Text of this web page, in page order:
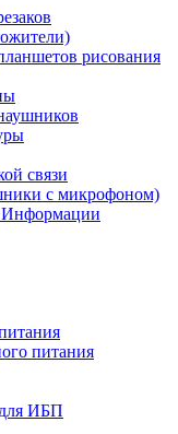
рисования
связи
с микрофоном)
Информации
питания
ИБП